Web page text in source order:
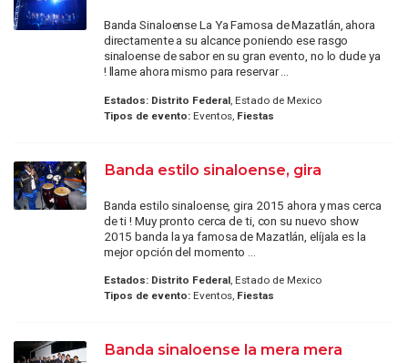
Banda Sinaloense La Ya Famosa de Mazatlán, ahora
directamente a su alcance poniendo ese rasgo
sinaloense de sabor en su gran evento, no lo dude ya
! llame ahora mismo para reservar ...
Estados: Distrito Federal, Estado de Mexico
Tipos de evento:Eventos, Fiestas
Banda estilo sinaloense, gira
Banda estilo sinaloense, gira 2015 ahora y mas cerca
de ti ! Muy pronto cerca de ti, con su nuevo show
2015 banda la ya famosa de Mazatlán, elíjala es la
mejor opción del momento ...
Estados: Distrito Federal, Estado de Mexico
Tipos de evento:Eventos, Fiestas
Banda sinaloense la mera mera